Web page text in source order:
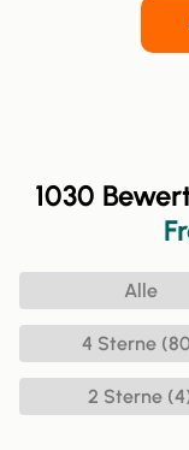
1030
Alle
4 Sterne
2 Sterne